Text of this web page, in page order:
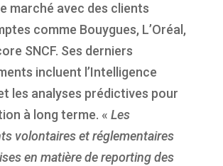
marché avec des clients
comme Bouygues, L’Oréal,
SNCF. Ses derniers
incluent l ’Intelligence
les analyses prédictives pour
à long terme. « Les
volontaires et réglementaires
en matière de reporting des